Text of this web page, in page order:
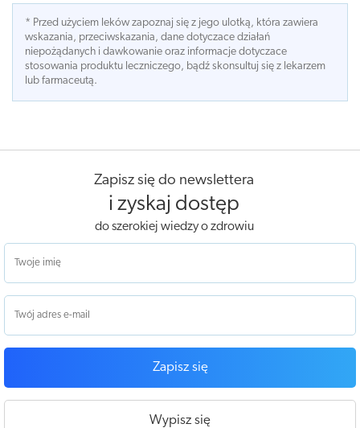
* Przed użyciem leków zapoznaj się z jego ulotką, która zawiera
wskazania, przeciwskazania, dane dotyczace działań
niepożądanych i dawkowanie oraz informacje dotyczace
stosowania produktu leczniczego, bądź skonsultuj się z lekarzem
lub farmaceutą.
Zapisz się do newslettera
i zyskaj dostęp
do szerokiej wiedzy o zdrowiu
Zapisz się
Wypisz się